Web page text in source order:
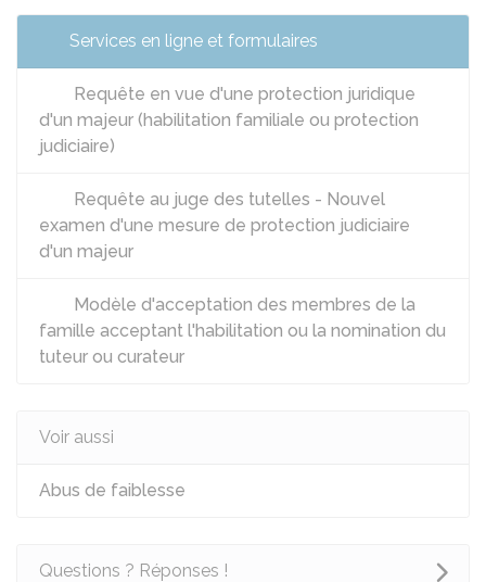
Services en ligne et formulaires
Requête en vue d'une protection juridique
d'un majeur (habilitation familiale ou protection
judiciaire)
Requête au juge des tutelles - Nouvel
examen d'une mesure de protection judiciaire
d'un majeur
Modèle d'acceptation des membres de la
famille acceptant l'habilitation ou la nomination du
tuteur ou curateur
Voir aussi
Abus de faiblesse
Questions ? Réponses !